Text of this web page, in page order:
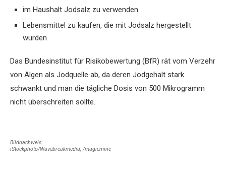
im Haushalt Jodsalz zu verwenden
Lebensmittel zu kaufen, die mit Jodsalz hergestellt
wurden
Das Bundesinstitut für Risikobewertung (BfR) rät vom Verzehr
von Algen als Jodquelle ab, da deren Jodgehalt stark
schwankt und man die tägliche Dosis von 500 Mikrogramm
nicht überschreiten sollte.
Bildnachweis:
iStockphoto/Wavebreakmedia, /magicmine